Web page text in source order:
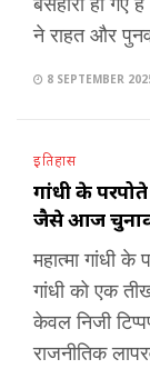
ने राहत और
8 SEPTEMBER
इतिहास
गांधी के
जैसे आज
महात्मा गांधी
गांधी को एक
केवल निजी
राजनीतिक